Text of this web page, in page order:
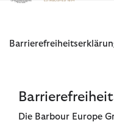
Klicken Sie hier, um
Die Barbour Europe